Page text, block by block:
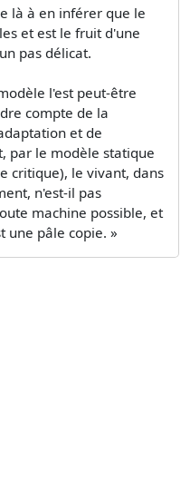
là à en inférer que le
et est le fruit d'une
pas délicat.
l'est peut-être
compte de la
et de
par le modèle statique
critique), le vivant, dans
n'est-il pas
machine possible, et
une pâle copie. »